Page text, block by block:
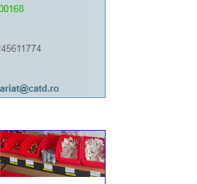
răbdare și
pr. conf. univ. dr. Ionuț
al Arhiepiscopiei Târgoviștei.